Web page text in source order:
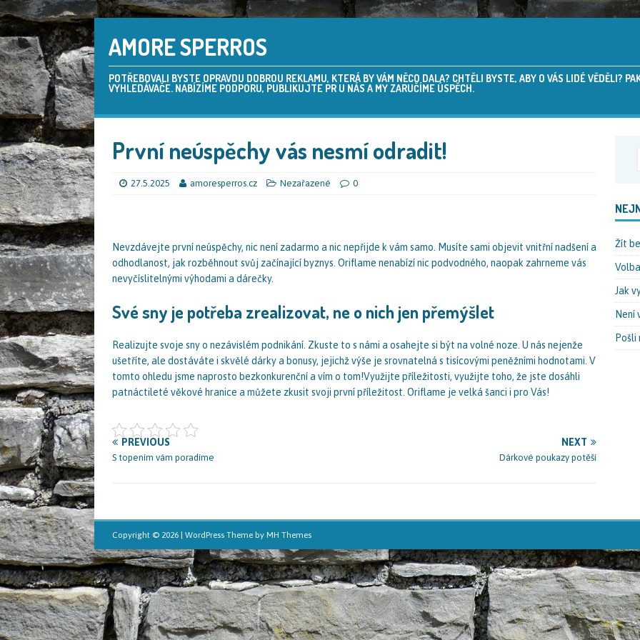
AMORE SPERROS
POTŘEBOVALI BYSTE OPRAVDU DOBROU REKLAMU, KTERÁ BY VÁM NĚCO DALA? CHTĚLI BYSTE, ABY O VÁS LIDÉ VĚDĚLI?
VYHLEDÁVAČE. NABÍZÍME PODPORU, PUBLIKUJTE PR U NÁS A MY ZARUČÍME ÚSPĚCH.
První neúspěchy vás nesmí odradit!
27.5.2025 amoresperros.cz Nezařazené 0
Nevzdávejte první neúspěchy, nic není zadarmo a nic nepřijde k vám samo. Musíte sami objevit vnitřní nadšení a
odhodlanost, jak rozběhnout svůj začínající byznys. Oriflame nenabízí nic podvodného, naopak zahrneme vás
nevyčíslitelnými výhodami a dárečky.
Své sny je potřeba zrealizovat, ne o nich jen přemýšlet
Realizujte svoje sny o nezávislém podnikání. Zkuste to s námi a osahejte si být na volné noze. U nás nejenže
ušetříte, ale dostáváte i skvělé dárky a bonusy, jejichž výše je srovnatelná s tisícovými peněžními hodnotami. V
tomto ohledu jsme naprosto bezkonkurenční a vím o tom!Využijte příležitosti, využijte toho, že jste dosáhli
patnáctileté věkové hranice a můžete zkusit svoji první příležitost. Oriflame je velká šanci i pro Vás!
PREVIOUS
S topením vám poradíme
NEXT
Dárkové poukazy potěší
Žít
Jak
Není
Pošli
Copyright © 2026 | WordPress Theme by MH Themes